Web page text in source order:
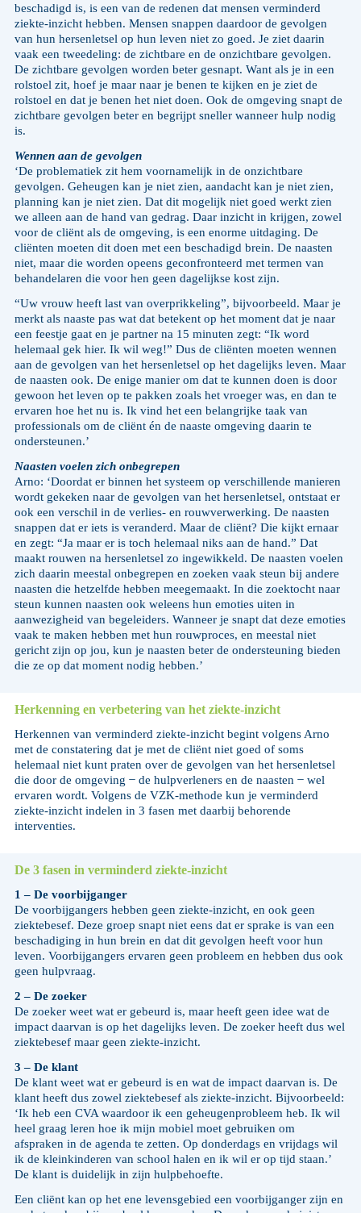
beschadigd is, is een van de redenen dat mensen verminderd
ziekte-inzicht hebben. Mensen snappen daardoor de gevolgen
van hun hersenletsel op hun leven niet zo goed. Je ziet daarin
vaak een tweedeling: de zichtbare en de onzichtbare gevolgen.
De zichtbare gevolgen worden beter gesnapt. Want als je in een
rolstoel zit, hoef je maar naar je benen te kijken en je ziet de
rolstoel en dat je benen het niet doen. Ook de omgeving snapt de
zichtbare gevolgen beter en begrijpt sneller wanneer hulp nodig
is.
Wennen aan de gevolgen
‘De problematiek zit hem voornamelijk in de onzichtbare
gevolgen. Geheugen kan je niet zien, aandacht kan je niet zien,
planning kan je niet zien. Dat dit mogelijk niet goed werkt zien
we alleen aan de hand van gedrag. Daar inzicht in krijgen, zowel
voor de cliënt als de omgeving, is een enorme uitdaging. De
cliënten moeten dit doen met een beschadigd brein. De naasten
niet, maar die worden opeens geconfronteerd met termen van
behandelaren die voor hen geen dagelijkse kost zijn.
“Uw vrouw heeft last van overprikkeling”, bijvoorbeeld. Maar je
merkt als naaste pas wat dat betekent op het moment dat je naar
een feestje gaat en je partner na 15 minuten zegt: “Ik word
helemaal gek hier. Ik wil weg!” Dus de cliënten moeten wennen
aan de gevolgen van het hersenletsel op het dagelijks leven. Maar
de naasten ook. De enige manier om dat te kunnen doen is door
gewoon het leven op te pakken zoals het vroeger was, en dan te
ervaren hoe het nu is. Ik vind het een belangrijke taak van
professionals om de cliënt én de naaste omgeving daarin te
ondersteunen.’
Naasten voelen zich onbegrepen
Arno: ‘Doordat er binnen het systeem op verschillende manieren
wordt gekeken naar de gevolgen van het hersenletsel, ontstaat er
ook een verschil in de verlies- en rouwverwerking. De naasten
snappen dat er iets is veranderd. Maar de cliënt? Die kijkt ernaar
en zegt: “Ja maar er is toch helemaal niks aan de hand.” Dat
maakt rouwen na hersenletsel zo ingewikkeld. De naasten voelen
zich daarin meestal onbegrepen en zoeken vaak steun bij andere
naasten die hetzelfde hebben meegemaakt. In die zoektocht naar
steun kunnen naasten ook weleens hun emoties uiten in
aanwezigheid van begeleiders. Wanneer je snapt dat deze emoties
vaak te maken hebben met hun rouwproces, en meestal niet
gericht zijn op jou, kun je naasten beter de ondersteuning bieden
die ze op dat moment nodig hebben.’
Herkenning en verbetering van het ziekte-inzicht
Herkennen van verminderd ziekte-inzicht begint volgens Arno
met de constatering dat je met de cliënt niet goed of soms
helemaal niet kunt praten over de gevolgen van het hersenletsel
die door de omgeving ̶ de hulpverleners en de naasten ̶ wel
ervaren wordt. Volgens de VZK-methode kun je verminderd
ziekte-inzicht indelen in 3 fasen met daarbij behorende
interventies.
De 3 fasen in verminderd ziekte-inzicht
1 – De voorbijganger
De voorbijgangers hebben geen ziekte-inzicht, en ook geen
ziektebesef. Deze groep snapt niet eens dat er sprake is van een
beschadiging in hun brein en dat dit gevolgen heeft voor hun
leven. Voorbijgangers ervaren geen probleem en hebben dus ook
geen hulpvraag.
2 – De zoeker
De zoeker weet wat er gebeurd is, maar heeft geen idee wat de
impact daarvan is op het dagelijks leven. De zoeker heeft dus wel
ziektebesef maar geen ziekte-inzicht.
3 – De klant
De klant weet wat er gebeurd is en wat de impact daarvan is. De
klant heeft dus zowel ziektebesef als ziekte-inzicht. Bijvoorbeeld:
‘Ik heb een CVA waardoor ik een geheugenprobleem heb. Ik wil
heel graag leren hoe ik mijn mobiel moet gebruiken om
afspraken in de agenda te zetten. Op donderdags en vrijdags wil
ik de kleinkinderen van school halen en ik wil er op tijd staan.’
De klant is duidelijk in zijn hulpbehoefte.
Een cliënt kan op het ene levensgebied een voorbijganger zijn en